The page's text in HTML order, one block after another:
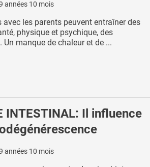
années 10 mois
avec les parents peuvent entraîner des
physique et psychique, des
manque de chaleur et de ...
INTESTINAL: Il influence
années 10 mois